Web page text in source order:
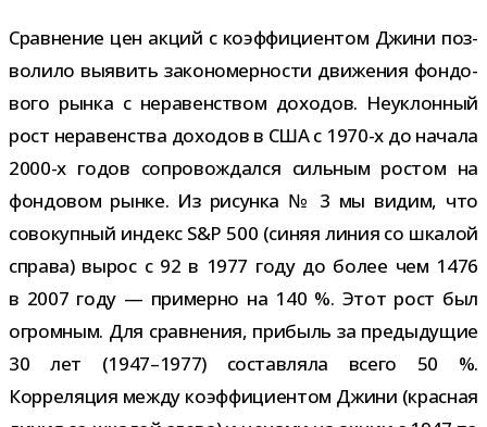
Сравнение цен акций с коэф­фи­ци­ен­том Джини поз­
во­лило выявить зако­но­мер­но­сти дви­же­ния фон­до­
вого рынка с нера­вен­ством дохо­дов. Неуклонный
рост нера­вен­ства дохо­дов в США с 1970-​х до начала
2000-​х годов сопро­вож­дался силь­ным ростом на
фон­до­вом рынке. Из рисунка № 3 мы видим, что
сово­куп­ный индекс S&P 500 (синяя линия со шка­лой
справа) вырос с 92 в 1977 году до более чем 1476
в 2007 году — при­мерно на 140 %. Этот рост был
огром­ным. Для срав­не­ния, при­быль за преды­ду­щие
30 лет (1947–1977) состав­ляла всего 50 %.
Корреляция между коэф­фи­ци­ен­том Джини (крас­ная